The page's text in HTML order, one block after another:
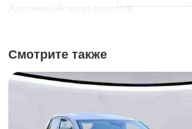
Адаптивный круиз-контроль
Ассистент при старте на подъеме
Багажник на крыше
Беспроводная зарядка для смартфонов
Бортовой компьютер
Смотрите также